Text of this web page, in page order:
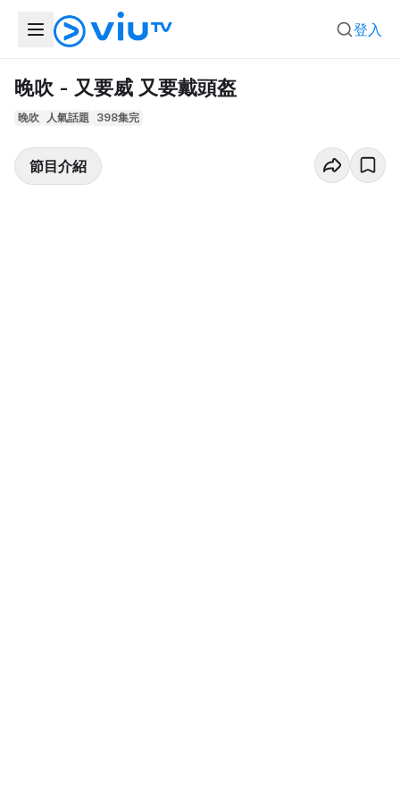
登入
晚吹 - 又要威 又要戴頭盔
晚吹 人氣話題 398集完
節目介紹